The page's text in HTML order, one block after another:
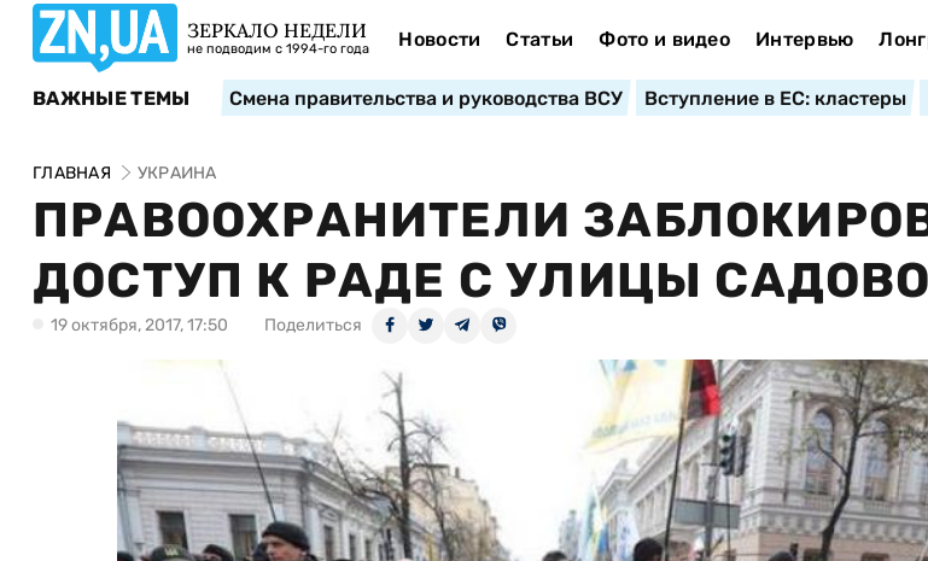
ЗЕРКАЛО НЕДЕЛИ
не подводим с 1994-го года Новости Статьи Фото и видео Интервью
ВАЖНЫЕ ТЕМЫ Смена правительства и руководства ВСУ Вступление в ЕС: кластеры
ГЛАВНАЯ УКРАИНА
ПРАВООХРАНИТЕЛИ
ДОСТУП К РАДЕ С УЛИЦЫ
19 октября, 2017, 17:50 Поделиться